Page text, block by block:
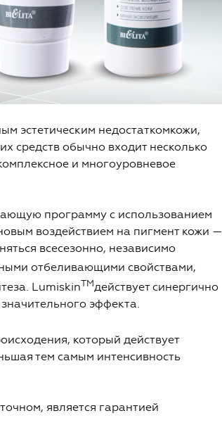
эстетическим недостаткомкожи,
средств обычно входит несколько
и многоуровневое
программу с использованием
воздействием на пигмент кожи —
всесезонно, независимо
отбеливающими свойствами,
LumiskinТМдействует синергично
эффекта.
который действует
тем самым интенсивность
является гарантией